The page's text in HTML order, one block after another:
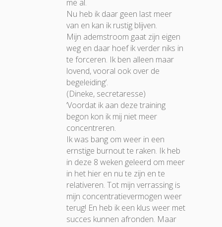
me al.
Nu heb ik daar geen last meer
van en kan ik rustig blijven.
Mijn ademstroom gaat zijn eigen
weg en daar hoef ik verder niks in
te forceren. Ik ben alleen maar
lovend, vooral ook over de
begeleiding’.
(Dineke, secretaresse)
‘Voordat ik aan deze training
begon kon ik mij niet meer
concentreren.
Ik was bang om weer in een
ernstige burnout te raken. Ik heb
in deze 8 weken geleerd om meer
in het hier en nu te zijn en te
relativeren. Tot mijn verrassing is
mijn concentratievermogen weer
terug! En heb ik een klus weer met
succes kunnen afronden. Maar